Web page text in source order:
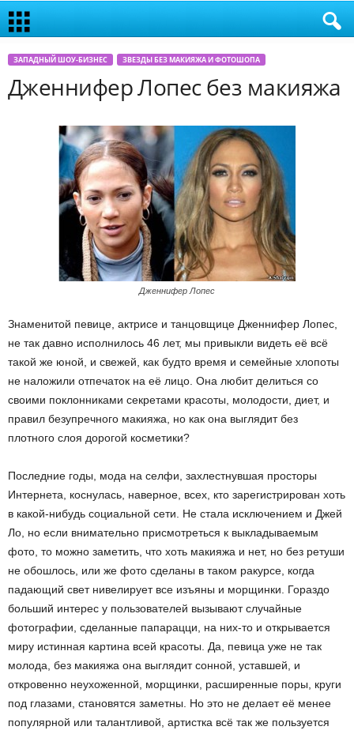
ЗАПАДНЫЙ ШОУ-БИЗНЕС ЗВЕЗДЫ БЕЗ МАКИЯЖА И ФОТОШОПА
Дженнифер Лопес без макияжа
Дженнифер Лопес
Знаменитой певице, актрисе и танцовщице Дженнифер Лопес,
не так давно исполнилось 46 лет, мы привыкли видеть её всё
такой же юной, и свежей, как будто время и семейные хлопоты
не наложили отпечаток на её лицо. Она любит делиться со
своими поклонниками секретами красоты, молодости, диет, и
правил безупречного макияжа, но как она выглядит без
плотного слоя дорогой косметики?
Последние годы, мода на селфи, захлестнувшая просторы
Интернета, коснулась, наверное, всех, кто зарегистрирован хоть
в какой-нибудь социальной сети. Не стала исключением и Джей
Ло, но если внимательно присмотреться к выкладываемым
фото, то можно заметить, что хоть макияжа и нет, но без ретуши
не обошлось, или же фото сделаны в таком ракурсе, когда
падающий свет нивелирует все изъяны и морщинки. Гораздо
больший интерес у пользователей вызывают случайные
фотографии, сделанные папарацци, на них-то и открывается
миру истинная картина всей красоты. Да, певица уже не так
молода, без макияжа она выглядит сонной, уставшей, и
откровенно неухоженной, морщинки, расширенные поры, круги
под глазами, становятся заметны. Но это не делает её менее
популярной или талантливой, артистка всё так же пользуется